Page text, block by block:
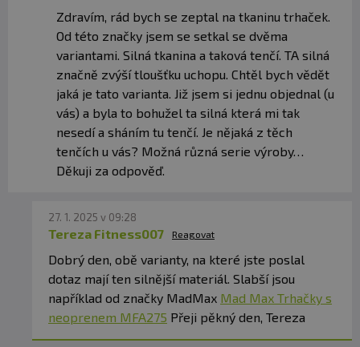
Zdravím, rád bych se zeptal na tkaninu trhaček.
Od této značky jsem se setkal se dvěma
variantami. Silná tkanina a taková tenčí. TA silná
značně zvýší tloušťku uchopu. Chtěl bych vědět
jaká je tato varianta. Již jsem si jednu objednal (u
vás) a byla to bohužel ta silná která mi tak
nesedí a sháním tu tenčí. Je nějaká z těch
tenčích u vás? Možná různá serie výroby…
Děkuji za odpověď.
27. 1. 2025 v 09:28
Tereza Fitness007 Reagovat
Dobrý den, obě varianty, na které jste poslal
dotaz mají ten silnější materiál. Slabší jsou
například od značky MadMax Mad Max Trhačky s
neoprenem MFA275 Přeji pěkný den, Tereza